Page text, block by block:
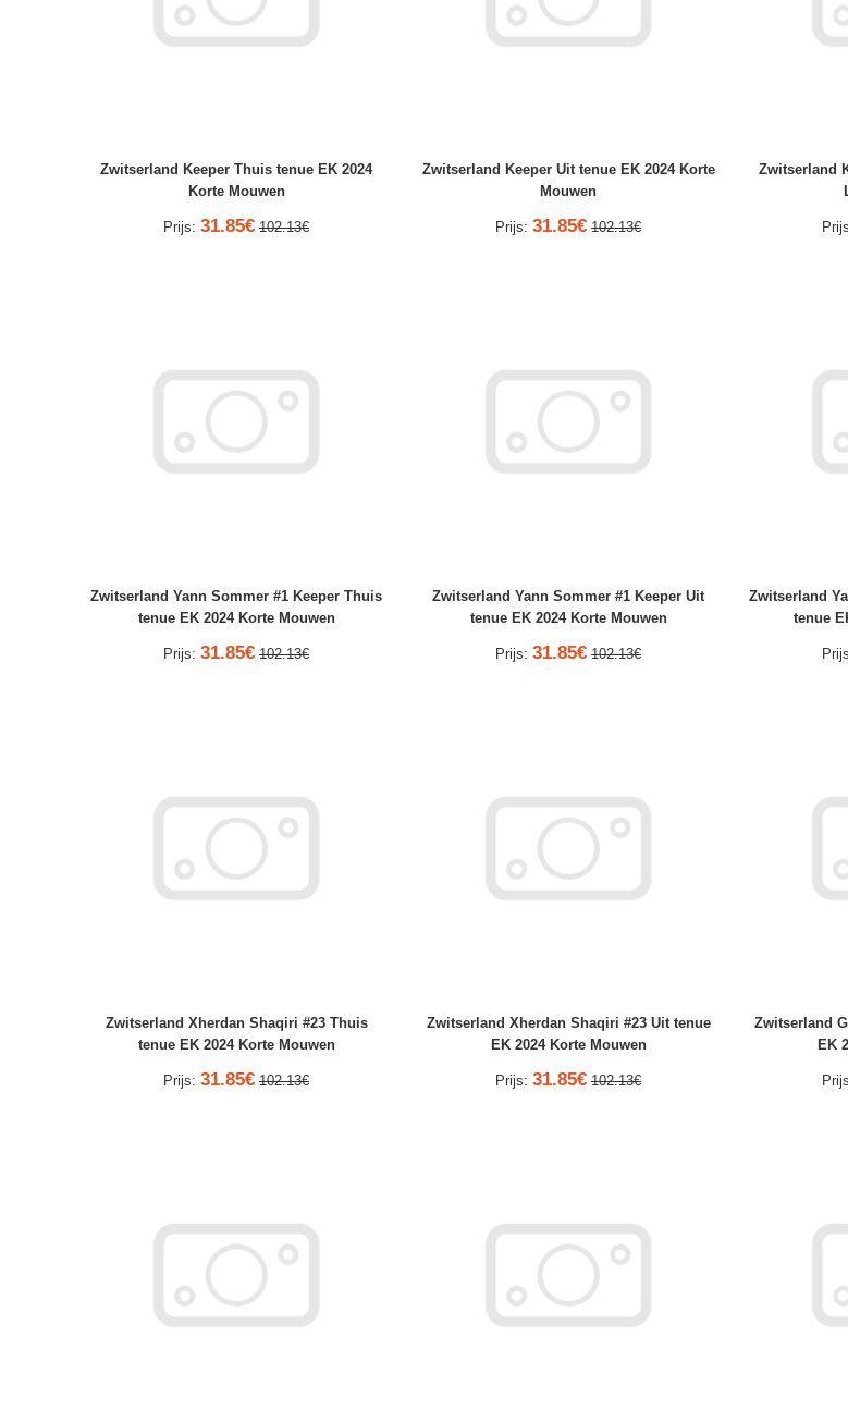
Zwitserland Keeper Thuis tenue EK 2024
Korte Mouwen
Prijs: 31.85€ 102.13€
Zwitserland Keeper Uit tenue EK 2024 Korte
Mouwen
Prijs: 31.85€ 102.13€
Zwitserland
Zwitserland Yann Sommer #1 Keeper Thuis
tenue EK 2024 Korte Mouwen
Prijs: 31.85€ 102.13€
Zwitserland Yann Sommer #1 Keeper Uit
tenue EK 2024 Korte Mouwen
Prijs: 31.85€ 102.13€
Zwitserland
tenue
Zwitserland Xherdan Shaqiri #23 Thuis
tenue EK 2024 Korte Mouwen
Prijs: 31.85€ 102.13€
Zwitserland Xherdan Shaqiri #23 Uit tenue
EK 2024 Korte Mouwen
Prijs: 31.85€ 102.13€
Zwitserland
EK